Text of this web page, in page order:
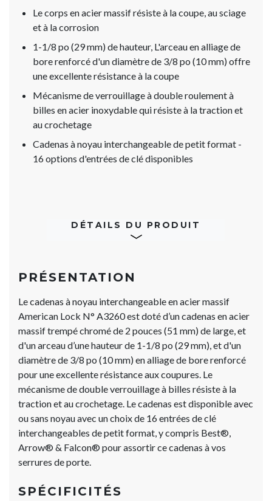
Le corps en acier massif résiste à la coupe, au sciage
et à la corrosion
1-1/8 po (29 mm) de hauteur, L'arceau en alliage de
bore renforcé d'un diamètre de 3/8 po (10 mm) offre
une excellente résistance à la coupe
Mécanisme de verrouillage à double roulement à
billes en acier inoxydable qui résiste à la traction et
au crochetage
Cadenas à noyau interchangeable de petit format -
16 options d'entrées de clé disponibles
DÉTAILS DU PRODUIT
PRÉSENTATION
Le cadenas à noyau interchangeable en acier massif
American Lock N° A3260 est doté d’un cadenas en acier
massif trempé chromé de 2 pouces (51 mm) de large, et
d'un arceau d’une hauteur de 1-1/8 po (29 mm), et d'un
diamètre de 3/8 po (10 mm) en alliage de bore renforcé
pour une excellente résistance aux coupures. Le
mécanisme de double verrouillage à billes résiste à la
traction et au crochetage. Le cadenas est disponible avec
ou sans noyau avec un choix de 16 entrées de clé
interchangeables de petit format, y compris Best®,
Arrow® & Falcon® pour assortir ce cadenas à vos
serrures de porte.
SPÉCIFICITÉS